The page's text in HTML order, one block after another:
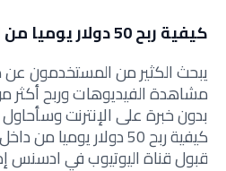
كيفية ربح 50 دولار يوميا من اليوتيوب
يبحث الكثير من المستخدمون
بدون خبرة على الإنترنت
كيفية ربح 50 دولار
قبول قناة اليوتيوب في ادسنس